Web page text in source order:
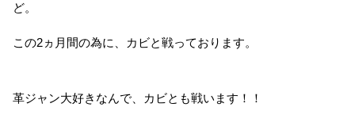
ど。
この2ヵ月間の為に、カビと戦っております。
革ジャン大好きなんで、カビとも戦います！！